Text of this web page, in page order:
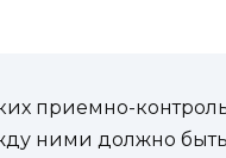
приемно-
ними должно